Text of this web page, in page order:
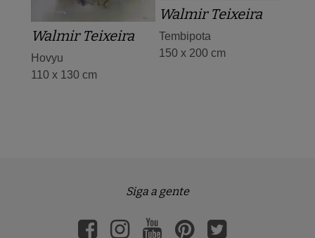
Walmir Teixeira
Tembipota
150 x 200 cm
Walmir Teixeira
Hovyu
110 x 130 cm
Siga a gente